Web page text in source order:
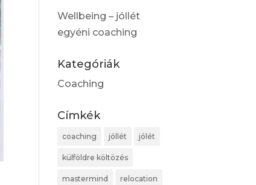
Wellbeing – jóllét
egyéni coaching
Kategóriák
Coaching
Címkék
coaching jóllét jólét
külföldre költözés
mastermind relocation